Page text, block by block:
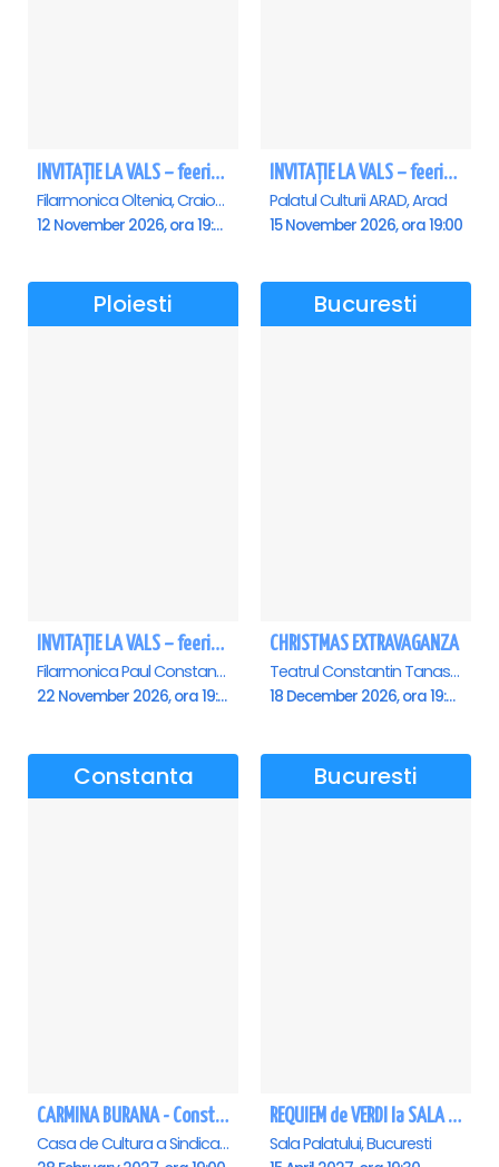
INVITAȚIE LA VALS – feerie de bal în paşi de dans - Craiova
Filarmonica Oltenia, Craiova
12 November 2026, ora 19:00
INVITAȚIE LA VALS – feerie de bal în paşi de dans - Arad
Palatul Culturii ARAD, Arad
15 November 2026, ora 19:00
Ploiesti
INVITAȚIE LA VALS – feerie de bal în paşi de dans - Ploiesti
Filarmonica Paul Constantinescu, Ploiesti
22 November 2026, ora 19:00
Bucuresti
CHRISTMAS EXTRAVAGANZA
Teatrul Constantin Tanase - Sala Savoy, Bucuresti
18 December 2026, ora 19:00
Constanta
CARMINA BURANA - Constanta
Casa de Cultura a Sindicatelor - Sala Mare, Constanta
Bucuresti
REQUIEM de VERDI la SALA PALATULUI
Sala Palatului, Bucuresti